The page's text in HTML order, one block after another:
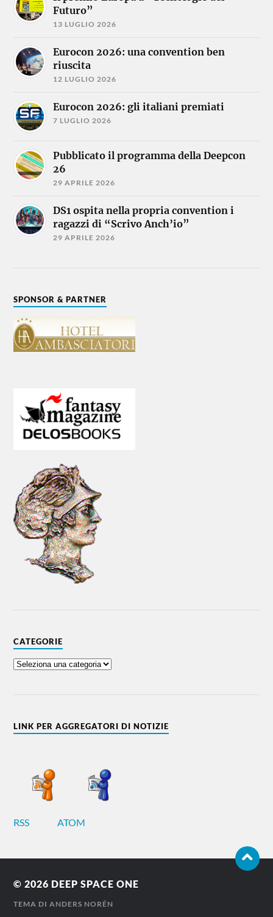
Futuro”
13 LUGLIO 2026
Eurocon 2026: una convention ben
riuscita
12 LUGLIO 2026
Eurocon 2026: gli italiani premiati
7 LUGLIO 2026
Pubblicato il programma della Deepcon
26
29 APRILE 2026
DS1 ospita nella propria convention i
ragazzi di “Scrivo Anch’io”
29 APRILE 2026
SPONSOR & PARTNER
CATEGORIE
LINK PER AGGREGATORI DI NOTIZIE
RSS ATOM
© 2026 DEEP SPACE ONE
TEMA DIANDERS NORÉN